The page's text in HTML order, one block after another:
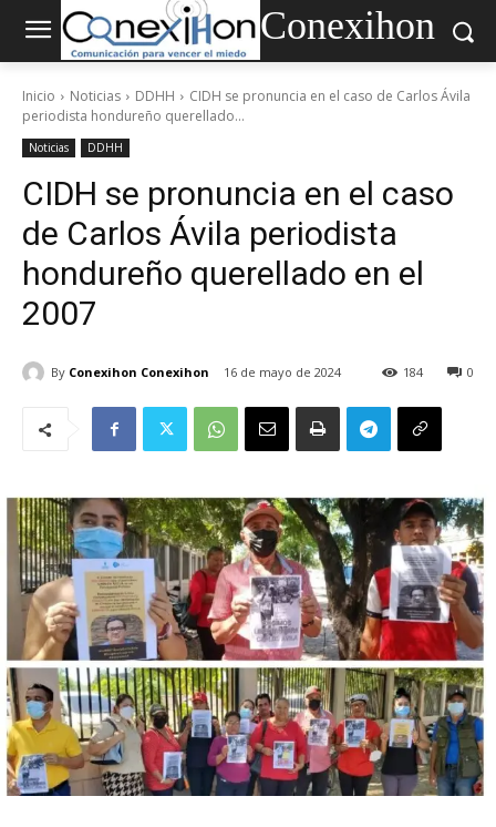
Conexihon
Inicio Noticias DDHH
CIDH se pronuncia en el caso de Carlos Ávila
periodista hondureño querellado...
Noticias DDHH
CIDH se pronuncia en el caso
de Carlos Ávila periodista
hondureño querellado en el
2007
By Conexihon Conexihon 16 de mayo de 2024 0
184